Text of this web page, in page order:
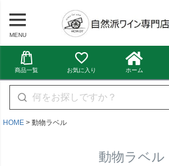
MENU
商品一覧 お気に入り ホーム
HOME 動物ラベル
動物ラベル